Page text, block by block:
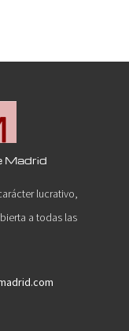
Madrid
lucrativo,
a todas las